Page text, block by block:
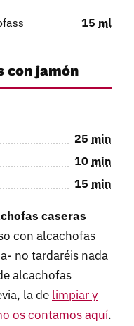
15 ml
con jamón
25 min
10 min
15 min
caseras
con alcachofas
no tardaréis nada
alcachofas
la de limpiar y
os contamos aquí.